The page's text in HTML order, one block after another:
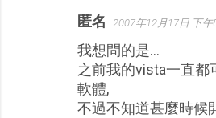
匿名 2007年12月17日 下午
我想問的是...
之前我的vista一直都
軟體,
不過不知道甚麼時候